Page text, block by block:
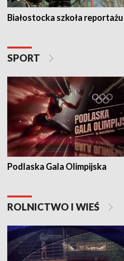
Białostocka szkoła reportażu
SPORT
Podlaska Gala Olimpijska
ROLNICTWO I WIEŚ